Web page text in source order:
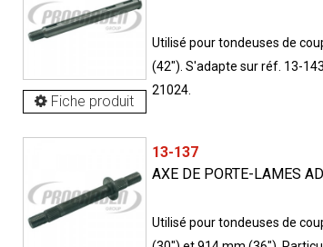
Fiche produit
Utilisé pour tondeuses de
(42"). S'adapte sur réf. 13-
21024.
13-137
AXE DE PORTE-LAMES
Utilisé pour tondeuses de